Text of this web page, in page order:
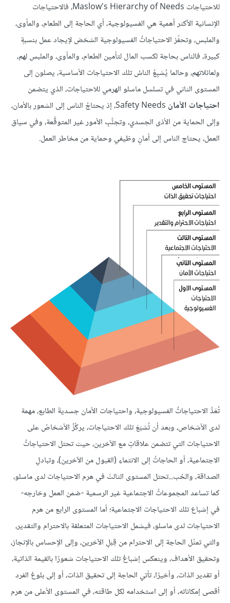
للاحتياجات Maslow's Hierarchy of Needs، فالاحتياجات
الإنسانية الأكثر أهمية هي الفسيولوجية، أي الحاجة إلى الطعام، والمأوى،
والملبس، وتحفّز الاحتياجاتُ الفسيولوجية الشخصَ لإيجاد عمل بنسبةٍ
كبيرة، فالناس بحاجة لكسب المال لتأمين الطعام، والمأوى، والملبس لهم،
ولعائلاتهم، وحالما يُشبِعُ الناسُ تلك الاحتياجات الأساسية، يصلون إلى
المستوى الثاني في تسلسل ماسلو الهرمي للاحتياجات، الذي يتضمن
احتياجات الأمان
Safety Needs، إذ يحتاجُ الناس إلى الشعور بالأمان،
وإلى الحماية من الأذى الجسدي، وتجنُّبِ الأمور غير المتوقَّعة، وفي سياق
العمل، يحتاج الناس إلى أمانٍ وظيفي وحماية من مخاطر العمل.
تُعَدُّ الاحتياجاتُ الفسيولوجية، واحتياجات الأمان جسديةَ الطابع، مهمة
لدى الأشخاص، وبعد أن تُشبَعَ تلك الاحتياجات، يركِّزُ الأشخاصُ على
الاحتياجات التي تتضمن علاقاتٍ مع الآخرين، حيث تحتل الاحتياجاتُ
الاجتماعية، أو الحاجاتُ إلى الانتماءِ (القبول من الآخرين)، وتبادلِ
الصداقة، والحُب...تحتل المستوى الثالثَ في هرم الاحتياجات لدى ماسلو،
كما تساعد المجموعاتُ الاجتماعية غير الرسمية -ضمن العمل وخارجه-
في إشباع تلك الاحتياجات الاجتماعية؛ أما المستوى الرابع من هرم
الاحتياجات لدى ماسلو، فيشمل الاحتياجات المتعلقة بالاحترام والتقدير،
والتي تمثّل الحاجة إلى الاحترام من قِبَلِ الآخرين، وإلى الإحساس بالإنجاز،
وتحقيق الأهداف، وينعكس إشباعُ تلك الاحتياجات شعورًا بالقيمة الذاتية،
أو تقدير الذات، وأخيرًا، تأتي الحاجة إلى تحقيق الذات، أو إلى بلوغ الفرد
أقصى إمكاناته، أو إلى استخدامه لكل طاقته، في المستوى الأعلى من هرم